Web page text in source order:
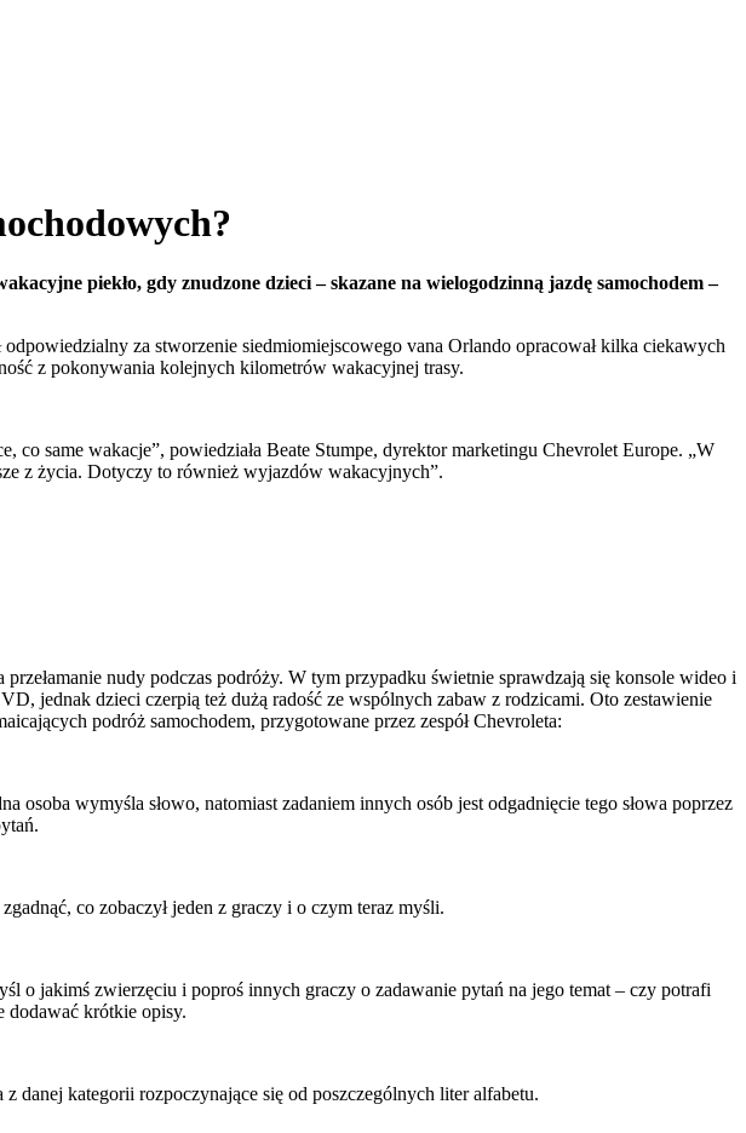
piekło, gdy znudzone dzieci – skazane na wielogodzinną jazdę samochodem –
za stworzenie siedmiomiejscowego vana Orlando opracował kilka ciekawych
z pokonywania kolejnych kilometrów wakacyjnej trasy.
same wakacje”, powiedziała Beate Stumpe, dyrektor marketingu Chevrolet Europe. „W
z życia. Dotyczy to również wyjazdów wakacyjnych”.
przełamanie nudy podczas podróży. W tym przypadku świetnie sprawdzają się konsole wideo i
jednak dzieci czerpią też dużą radość ze wspólnych zabaw z rodzicami. Oto zestawienie
podróż samochodem, przygotowane przez zespół Chevroleta:
osoba wymyśla słowo, natomiast zadaniem innych osób jest odgadnięcie tego słowa poprzez
co zobaczył jeden z graczy i o czym teraz myśli.
o jakimś zwierzęciu i poproś innych graczy o zadawanie pytań na jego temat – czy potrafi
dodawać krótkie opisy.
danej kategorii rozpoczynające się od poszczególnych liter alfabetu.